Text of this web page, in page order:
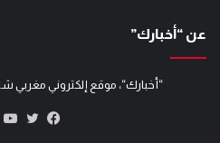
عن “أخبارك”
“أخبارك“، موقع إلكتروني مغربي